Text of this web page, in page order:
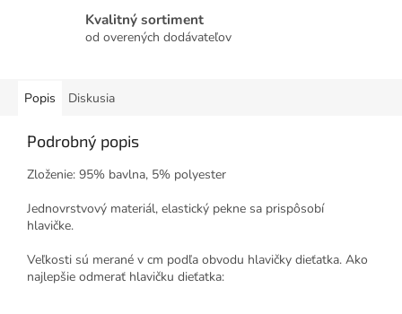
Kvalitný sortiment
od overených dodávateľov
Popis Diskusia
Podrobný popis
Zloženie: 95% bavlna, 5% polyester
Jednovrstvový materiál, elastický pekne sa prispôsobí
hlavičke.
Veľkosti sú merané v cm podľa obvodu hlavičky dieťatka. Ako
najlepšie odmerať hlavičku dieťatka: